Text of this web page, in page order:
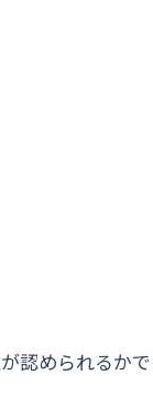
認められるかで